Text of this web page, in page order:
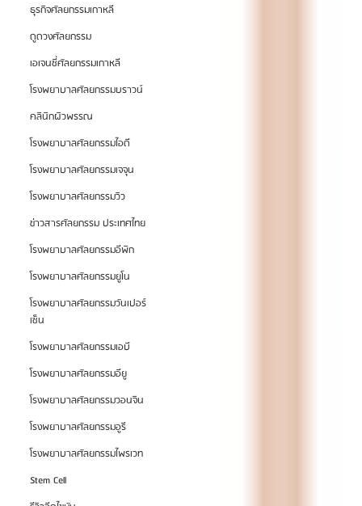
ธุรกิจศัลยกรรมเกาหลี
ดูดวงศัลยกรรม
เอเจนซี่ศัลยกรรมเกาหลี
โรงพยาบาลศัลยกรรมบราวน์
คลินิกผิวพรรณ
โรงพยาบาลศัลยกรรมไอดี
โรงพยาบาลศัลยกรรมเจจุน
โรงพยาบาลศัลยกรรมวิว
ข่าวสารศัลยกรรม ประเทศไทย
โรงพยาบาลศัลยกรรมอีพิก
โรงพยาบาลศัลยกรรมยูโน
โรงพยาบาลศัลยกรรมวันเปอร์
เซ็น
โรงพยาบาลศัลยกรรมเอบี
โรงพยาบาลศัลยกรรมอียู
โรงพยาบาลศัลยกรรมวอนจิน
โรงพยาบาลศัลยกรรมอูรี
โรงพยาบาลศัลยกรรมไพรเวท
Stem Cell